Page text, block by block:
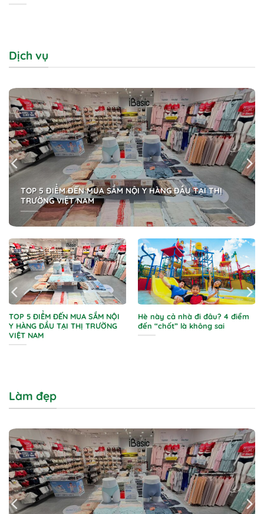
Dịch vụ
TOP 5 ĐIỂM ĐẾN MUA SẮM NỘI Y HÀNG ĐẦU TẠI THỊ
TRƯỜNG VIỆT NAM
TOP 5 ĐIỂM ĐẾN MUA SẮM NỘI
Y HÀNG ĐẦU TẠI THỊ TRƯỜNG
VIỆT NAM
Hè này cả nhà đi đâu? 4 điểm
đến “chốt” là không sai
Làm đẹp